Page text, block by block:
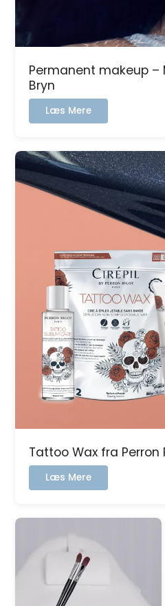
Permanent makeup –
Bryn
Læs Mere:
Permanent
–
Microblading
–
Bryn
Tattoo Wax fra Perron
Læs Mere:
Tattoo
fra